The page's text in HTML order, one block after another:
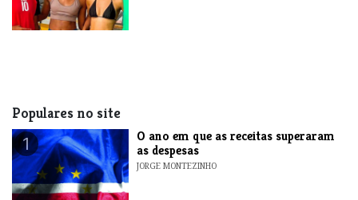
Populares no site
1
O ano em que as receitas superaram
as despesas
JORGE MONTEZINHO